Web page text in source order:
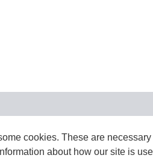
cookies. These are
about how our site is